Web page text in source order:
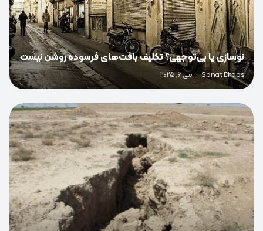
نوسازی یا بی‌توجهی؟ تکلیف بافت‌های فرسوده روشن نیست
Sanat Ehdas
· می 6, 2025
0